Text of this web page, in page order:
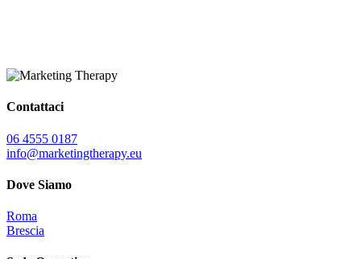
Contattaci
06 4555 0187
info@marketingtherapy.eu
Dove Siamo
Roma
Brescia